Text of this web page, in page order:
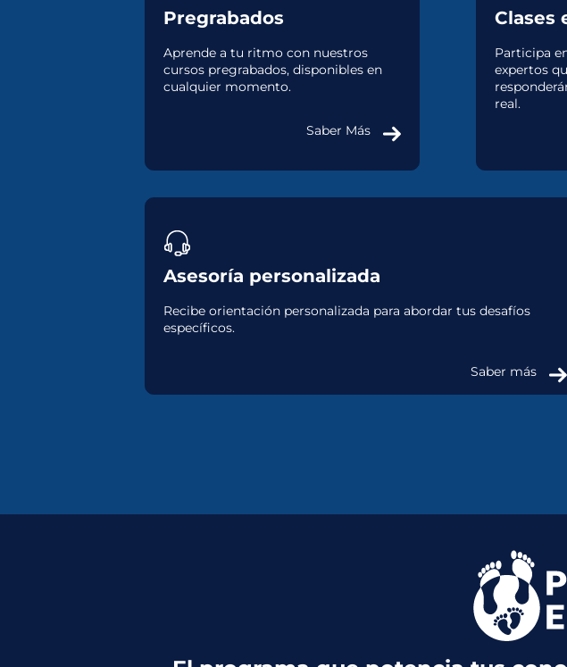
Pregrabados
Aprende a tu ritmo con nuestros
cursos pregrabados, disponibles en
cualquier momento.
Saber Más
Clases
Participa
expertos
real.
Asesoría personalizada
Recibe orientación personalizada para abordar tus desafíos
específicos.
Saber más
EN LA
El
tus hijos de
pantallas